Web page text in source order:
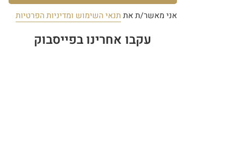
אני מאשר/ת את תנאי השימוש ומדיניות הפרטיות
עקבו אחרינו בפייסבוק